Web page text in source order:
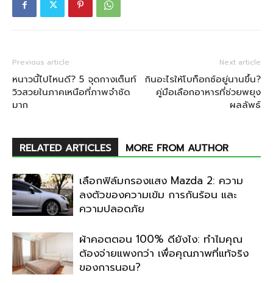
Previous article
หนาวนี้ไปไหนดี? 5 จุดกางเต็นท์
วิวสวยในภาคเหนือที่ภาพจำชัด
มาก
Next article
กินอะไรให้โบท็อกซ์อยู่นานขึ้น?
คู่มือเลือกอาหารที่ช่วยพยุง
ผลลัพธ์
RELATED ARTICLES MORE FROM AUTHOR
เลือกฟิล์มกรองแสง Mazda 2: ความ
ลงตัวของความเข้ม การกันร้อน และ
ความปลอดภัย
ผ้าคอตตอน 100% ดียังไง: ทำไมคุณ
ต้องจ่ายแพงกว่า เพื่อคุณภาพที่แท้จริง
ของการนอน?